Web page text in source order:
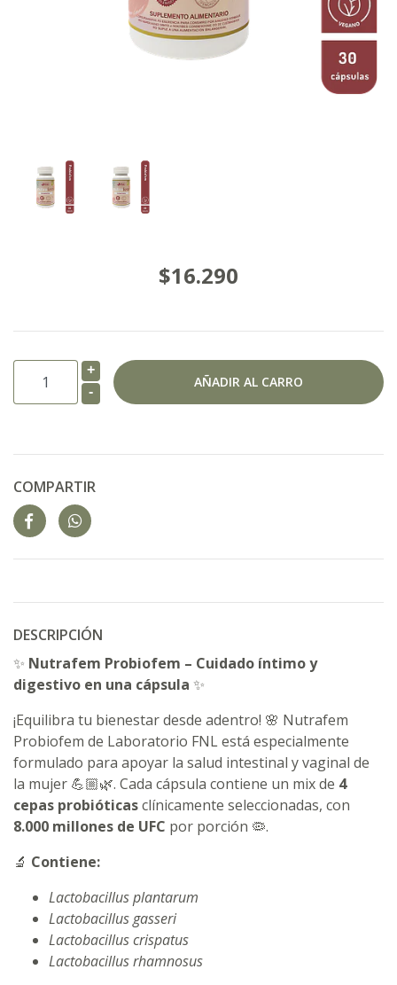
$16.290
+
-
COMPARTIR
DESCRIPCIÓN
✨ Nutrafem Probiofem – Cuidado íntimo y
digestivo en una cápsula ✨
¡Equilibra tu bienestar desde adentro! 🌸 Nutrafem
Probiofem de Laboratorio FNL está especialmente
formulado para apoyar la salud intestinal y vaginal de
la mujer 💪🏼🌿. Cada cápsula contiene un mix de 4
cepas probióticasclínicamente seleccionadas, con
8.000 millones de UFC por porción 🦠.
🔬 Contiene:
Lactobacillus plantarum
Lactobacillus gasseri
Lactobacillus crispatus
Lactobacillus rhamnosus